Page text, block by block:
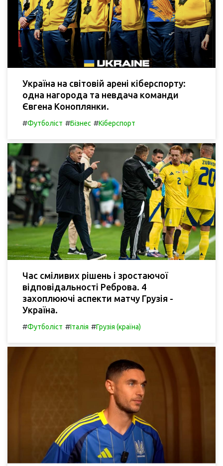
Україна на світовій арені кіберспорту:
одна нагорода та невдача команди
Євгена Коноплянки.
#Футболіст #Бізнес #Кіберспорт
Час сміливих рішень і зростаючої
відповідальності Реброва. 4
захоплюючі аспекти матчу Грузія -
Україна.
#Футболіст #Італія #Грузія (країна)